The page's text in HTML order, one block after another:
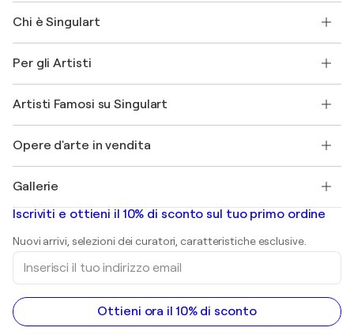
Spedizione
Offri una carta regalo
Partecipa al nostro programma commerciale
Il mio account
Protezione acquirente
+39 694500608
Chi è Singulart
FAQ
Magazine di Singulart
Lavori
Scopri arte originale selezionata
Per gli Artisti
Accedi come Artista
Artisti Famosi su Singulart
Marc Chagall
Banksy
Mr. Brainwash
Shepard Fairey
Opere d'arte in vendita
Quadri astratti in vendita
Dipinti di paesaggi
sculture
Dipinti acrilici
Gallerie
Gallerie d’arte in Italia
Iscriviti e ottieni il 10% di sconto sul tuo primo ordine
Nuovi arrivi, selezioni dei curatori, caratteristiche esclusive.
Inserisci
tuo
indirizzo
email
Ottieni ora il 10% di sconto